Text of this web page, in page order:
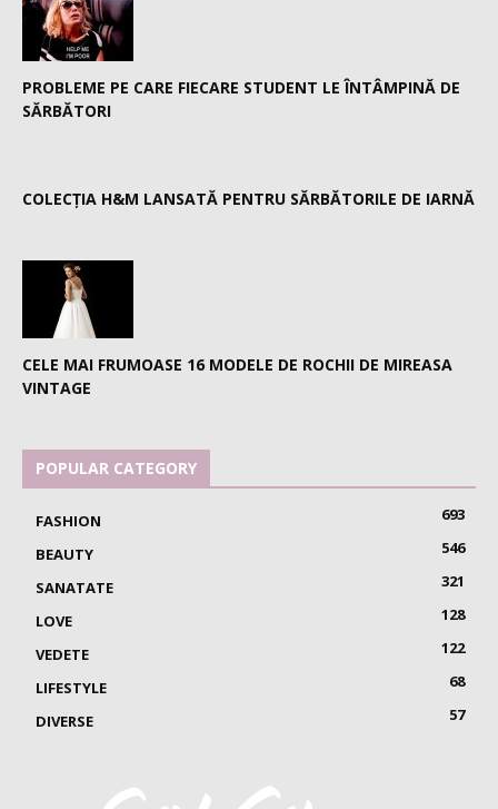
PROBLEME PE CARE FIECARE STUDENT LE ÎNTÂMPINĂ DE
SĂRBĂTORI
COLECȚIA H&M LANSATĂ PENTRU SĂRBĂTORILE DE IARNĂ
CELE MAI FRUMOASE 16 MODELE DE ROCHII DE MIREASA
VINTAGE
POPULAR CATEGORY
FASHION
693
BEAUTY
546
SANATATE
321
LOVE
128
VEDETE
122
LIFESTYLE
68
DIVERSE
57